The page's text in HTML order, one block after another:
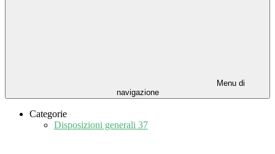
Menu di
navigazione
Categorie
Disposizioni generali 37